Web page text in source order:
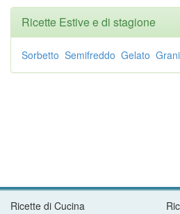
Ricette Estive e di stagione
Sorbetto Semifreddo Gelato
Ricette di Cucina